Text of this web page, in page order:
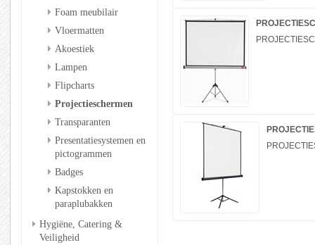
Foam meubilair
Vloermatten
Akoestiek
Lampen
Flipcharts
Projectieschermen
Transparanten
Presentatiesystemen en
pictogrammen
Badges
Kapstokken en
paraplubakken
Hygiëne, Catering &
Veiligheid